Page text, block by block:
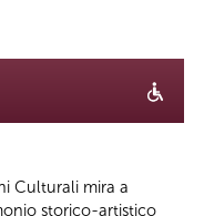
Culturali mira a
storico-artistico